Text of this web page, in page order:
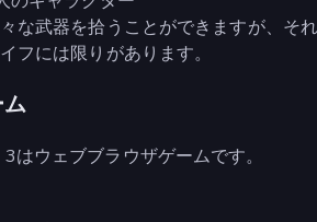
な武器を拾うことができますが、そ
フには限りがあります。
はウェブブラウザゲームです。